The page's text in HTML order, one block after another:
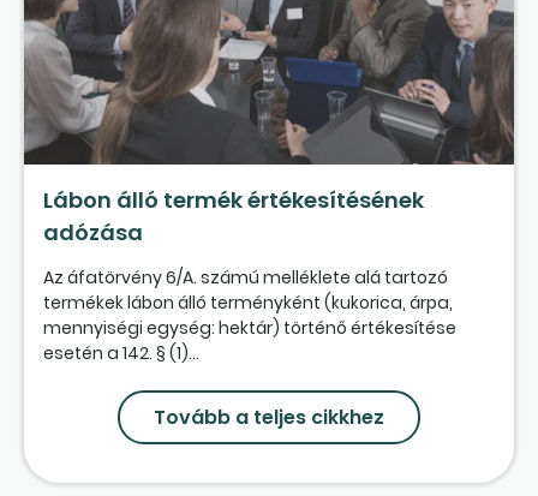
Lábon álló termék értékesítésének
adózása
Az áfatörvény 6/A. számú melléklete alá tartozó
termékek lábon álló terményként (kukorica, árpa,
mennyiségi egység: hektár) történő értékesítése
esetén a 142. § (1)...
Tovább a teljes cikkhez